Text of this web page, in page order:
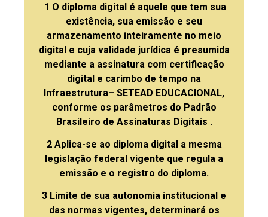
1 O diploma digital é aquele que tem sua
existência, sua emissão e seu
armazenamento inteiramente no meio
digital e cuja validade jurídica é presumida
mediante a assinatura com certificação
digital e carimbo de tempo na
Infraestrutura– SETEAD EDUCACIONAL,
conforme os parâmetros do Padrão
Brasileiro de Assinaturas Digitais .
2 Aplica-se ao diploma digital a mesma
legislação federal vigente que regula a
emissão e o registro do diploma.
3 Limite de sua autonomia institucional e
das normas vigentes, determinará os